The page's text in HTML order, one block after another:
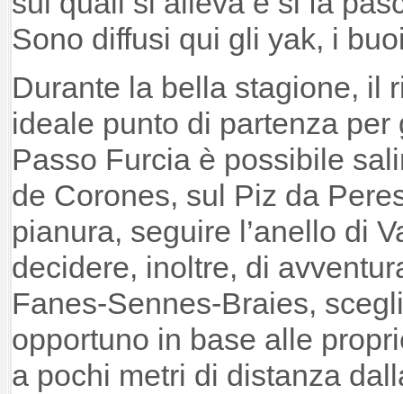
Sono diffusi qui gli yak, i
Durante la bella stagione, il
ideale punto di partenza
Passo Furcia è possibile
de Corones, sul Piz da
pianura, seguire l’anello di
decidere, inoltre, di
Fanes-Sennes-Braies,
opportuno in base alle
a pochi metri di distanza